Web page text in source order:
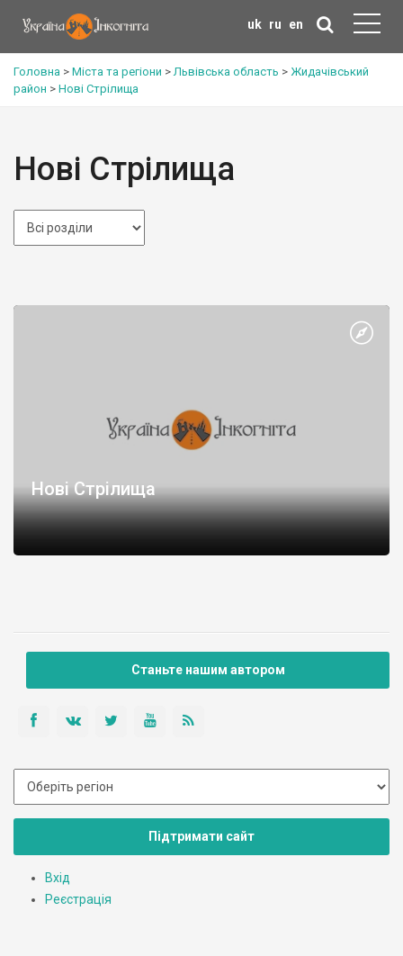
uk ru en
Головна > Міста та регіони >Львівська область > Жидачівський
район > Нові Стрілища
Нові Стрілища
Нові Стрілища
Станьте нашим автором
Підтримати сайт
Вхід
Реєстрація